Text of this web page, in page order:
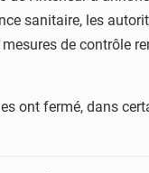
sanitaire, les
de contrôle
ont fermé, dans